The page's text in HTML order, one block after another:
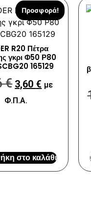
Προσφορά!
R20 Πέτρα
γκρι Φ50 Ρ80
165129
€ 3,60 € με
Φ.Π.Α.
στο καλάθι